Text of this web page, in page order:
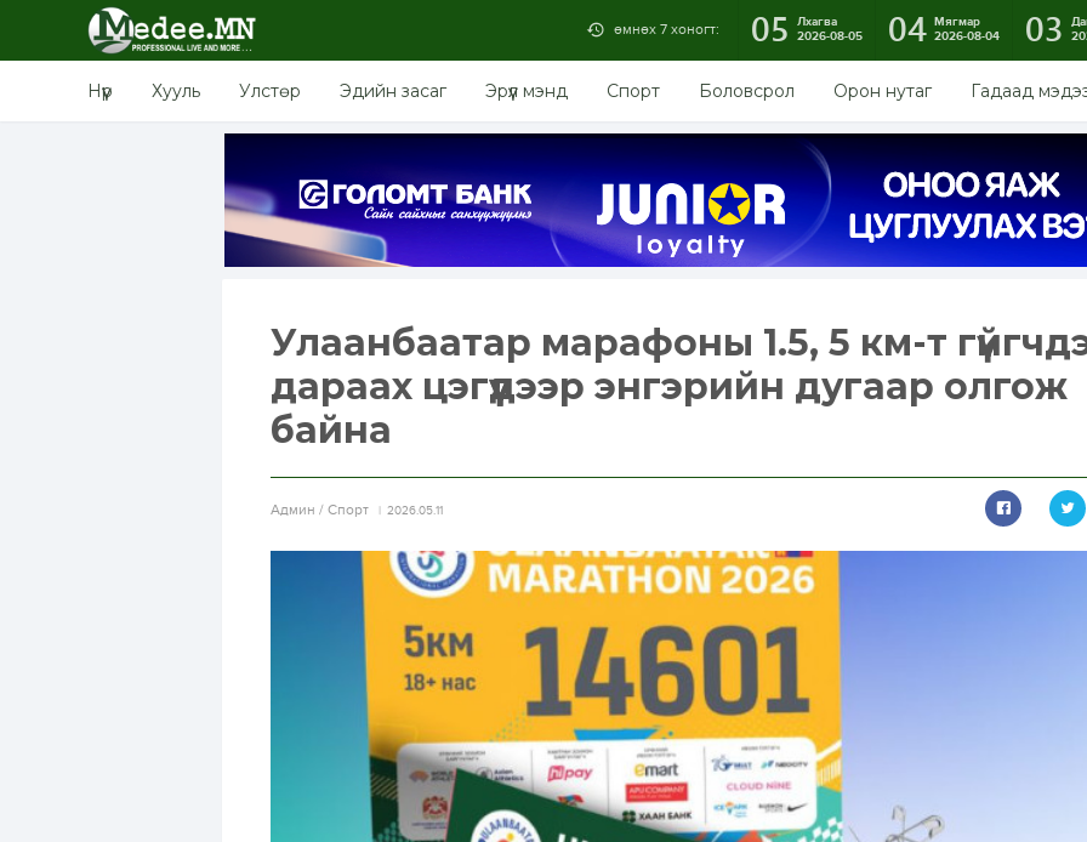
өмнөх 7 хоногт: 05
Лхагва
2026-08-05
04 Мягмар
2026-08-04
03
Нүүр Хууль Улстөр Эдийн засаг Эрүүл мэнд Спорт Боловсрол Орон нутаг Гадаад
Улаанбаатар марафоны 1.5, 5 км-т
дараах цэгүүдээр энгэрийн дугаар олгож
байна
Aдмин / Спорт 2026.05.11